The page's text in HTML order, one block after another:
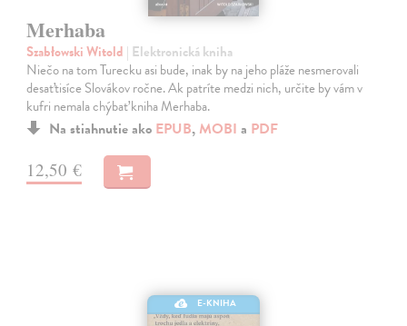
Merhaba
Szabłowski Witold | Elektronická kniha
Niečo na tom Turecku asi bude, inak by na jeho pláže nesmerovali
desaťtisíce Slovákov ročne. Ak patríte medzi nich, určite by vám v
kufri nemala chýbať kniha Merhaba.
Na stiahnutie ako EPUB, MOBI a PDF
12,50 €
E-KNIHA